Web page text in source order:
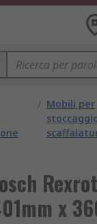
/ Mobili per
x